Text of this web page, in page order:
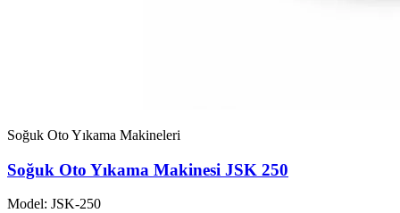
Soğuk Oto Yıkama Makineleri
Soğuk Oto Yıkama Makinesi JSK 250
Model: JSK-250